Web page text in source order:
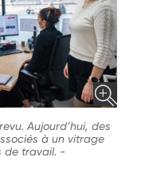
Aujourd’hui, des
à un vitrage
de travail. -